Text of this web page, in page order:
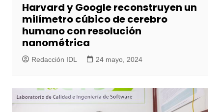
Harvard y Google reconstruyen un
milímetro cúbico de cerebro
humano con resolución
nanométrica
Redacción IDL 24 mayo, 2024